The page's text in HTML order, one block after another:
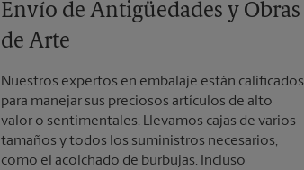
Envío de Antigüedades y Obras
de Arte
Nuestros expertos en embalaje están calificados
para manejar sus preciosos artículos de alto
valor o sentimentales. Llevamos cajas de varios
tamaños y todos los suministros necesarios,
como el acolchado de burbujas. Incluso